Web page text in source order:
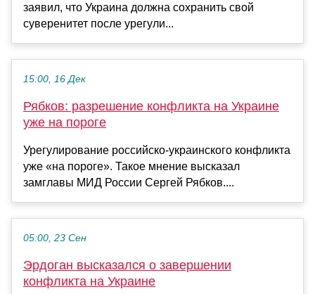
заявил, что Украина должна сохранить свой
суверенитет после урегули...
15:00, 16 Дек
Рябков: разрешение конфликта на Украине
уже на пороге
Урегулирование российско-украинского конфликта
уже «на пороге». Такое мнение высказал
замглавы МИД России Сергей Рябков....
05:00, 23 Сен
Эрдоган высказался о завершении
конфликта на Украине